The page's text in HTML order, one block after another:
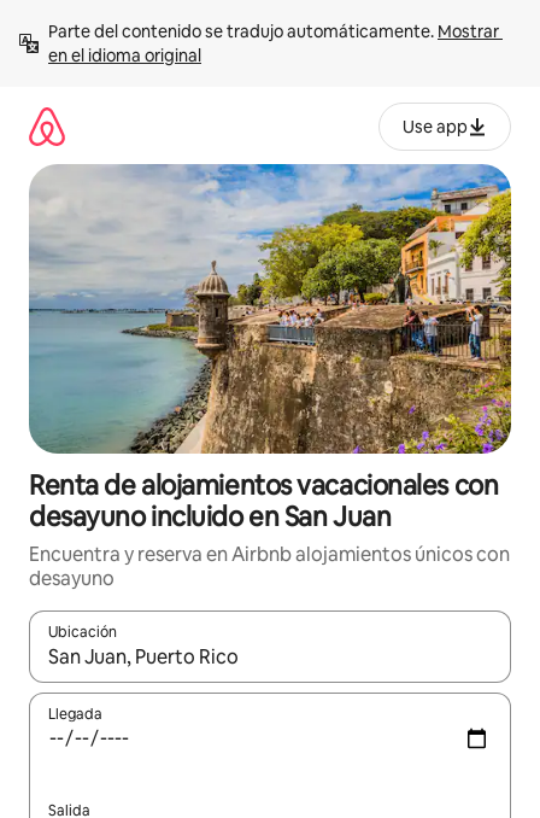
contenido
Parte del contenido se tradujo automáticamente. Mostrar
en el idioma original
Use app
Renta de alojamientos vacacionales con
desayuno incluido en San Juan
Encuentra y reserva en Airbnb alojamientos únicos con
desayuno
Ubicación
Cuando los resultados estén disponibles, podrás navegar
Llegada
Salida